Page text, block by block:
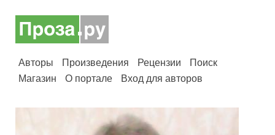
Авторы Произведения Рецензии
Поиск
Магазин
О портале Вход для авторов